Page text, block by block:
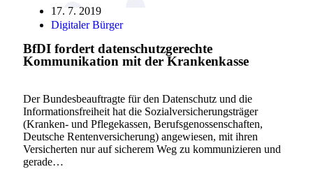
17. 7. 2019
Digitaler Bürger
BfDI fordert datenschutzgerechte
Kommunikation mit der Krankenkasse
Der Bundesbeauftragte für den Datenschutz und die
Informationsfreiheit hat die Sozialversicherungsträger
(Kranken- und Pflegekassen, Berufsgenossenschaften,
Deutsche Rentenversicherung) angewiesen, mit ihren
Versicherten nur auf sicherem Weg zu kommunizieren und
gerade…